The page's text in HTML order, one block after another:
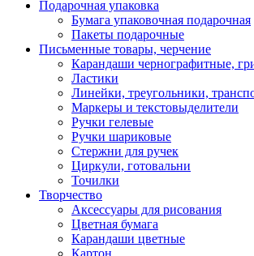
Подарочная упаковка
Бумага упаковочная подарочная
Пакеты подарочные
Письменные товары, черчение
Карандаши чернографитные,
Ластики
Линейки, треугольники,
Маркеры и текстовыделители
Ручки гелевые
Ручки шариковые
Стержни для ручек
Циркули, готовальни
Точилки
Творчество
Аксессуары для рисования
Цветная бумага
Карандаши цветные
Картон